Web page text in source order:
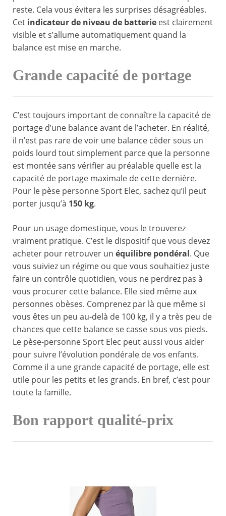
reste. Cela vous évitera les surprises désagréables.
Cet indicateur de niveau de batterie est clairement
visible et s’allume automatiquement quand la
balance est mise en marche.
Grande capacité de portage
C’est toujours important de connaître la capacité de
portage d’une balance avant de l’acheter. En réalité,
il n’est pas rare de voir une balance céder sous un
poids lourd tout simplement parce que la personne
est montée sans vérifier au préalable quelle est la
capacité de portage maximale de cette dernière.
Pour le pèse personne Sport Elec, sachez qu’il peut
porter jusqu’à 150 kg.
Pour un usage domestique, vous le trouverez
vraiment pratique. C’est le dispositif que vous devez
acheter pour retrouver un équilibre pondéral. Que
vous suiviez un régime ou que vous souhaitiez juste
faire un contrôle quotidien, vous ne perdrez pas à
vous procurer cette balance. Elle sied même aux
personnes obèses. Comprenez par là que même si
vous êtes un peu au-delà de 100 kg, il y a très peu de
chances que cette balance se casse sous vos pieds.
Le pèse-personne Sport Elec peut aussi vous aider
pour suivre l’évolution pondérale de vos enfants.
Comme il a une grande capacité de portage, elle est
utile pour les petits et les grands. En bref, c’est pour
toute la famille.
Bon rapport qualité-prix